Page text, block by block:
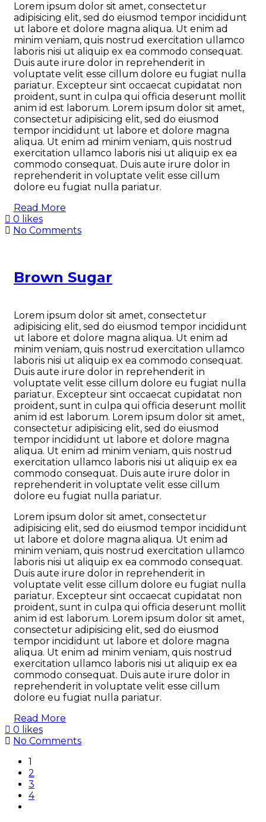
Lorem ipsum dolor sit amet, consectetur
adipisicing elit, sed do eiusmod tempor incididunt
ut labore et dolore magna aliqua. Ut enim ad
minim veniam, quis nostrud exercitation ullamco
laboris nisi ut aliquip ex ea commodo consequat.
Duis aute irure dolor in reprehenderit in
voluptate velit esse cillum dolore eu fugiat nulla
pariatur. Excepteur sint occaecat cupidatat non
proident, sunt in culpa qui officia deserunt mollit
anim id est laborum. Lorem ipsum dolor sit amet,
consectetur adipisicing elit, sed do eiusmod
tempor incididunt ut labore et dolore magna
aliqua. Ut enim ad minim veniam, quis nostrud
exercitation ullamco laboris nisi ut aliquip ex ea
commodo consequat. Duis aute irure dolor in
reprehenderit in voluptate velit esse cillum
dolore eu fugiat nulla pariatur.
Read More
0 likes
No Comments
Brown Sugar
Lorem ipsum dolor sit amet, consectetur
adipisicing elit, sed do eiusmod tempor incididunt
ut labore et dolore magna aliqua. Ut enim ad
minim veniam, quis nostrud exercitation ullamco
laboris nisi ut aliquip ex ea commodo consequat.
Duis aute irure dolor in reprehenderit in
voluptate velit esse cillum dolore eu fugiat nulla
pariatur. Excepteur sint occaecat cupidatat non
proident, sunt in culpa qui officia deserunt mollit
anim id est laborum. Lorem ipsum dolor sit amet,
consectetur adipisicing elit, sed do eiusmod
tempor incididunt ut labore et dolore magna
aliqua. Ut enim ad minim veniam, quis nostrud
exercitation ullamco laboris nisi ut aliquip ex ea
commodo consequat. Duis aute irure dolor in
reprehenderit in voluptate velit esse cillum
dolore eu fugiat nulla pariatur.
Lorem ipsum dolor sit amet, consectetur
adipisicing elit, sed do eiusmod tempor incididunt
ut labore et dolore magna aliqua. Ut enim ad
minim veniam, quis nostrud exercitation ullamco
laboris nisi ut aliquip ex ea commodo consequat.
Duis aute irure dolor in reprehenderit in
voluptate velit esse cillum dolore eu fugiat nulla
pariatur. Excepteur sint occaecat cupidatat non
proident, sunt in culpa qui officia deserunt mollit
anim id est laborum. Lorem ipsum dolor sit amet,
consectetur adipisicing elit, sed do eiusmod
tempor incididunt ut labore et dolore magna
aliqua. Ut enim ad minim veniam, quis nostrud
exercitation ullamco laboris nisi ut aliquip ex ea
commodo consequat. Duis aute irure dolor in
reprehenderit in voluptate velit esse cillum
dolore eu fugiat nulla pariatur.
Read More
0 likes
No Comments
1
2
3
4